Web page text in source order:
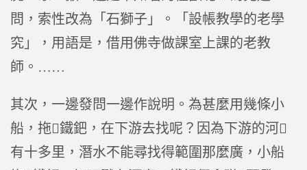
問，索性改為「石獅子」。「設帳教學的老學
究」，用語是，借用佛寺做課室上課的老教
師。……
其次，一邊發問一邊作說明。為甚麼用幾條小
船，拖鐵鈀，在下游去找呢？因為下游的河
有十多里，潛水不能尋找得範圍那麼廣，小船